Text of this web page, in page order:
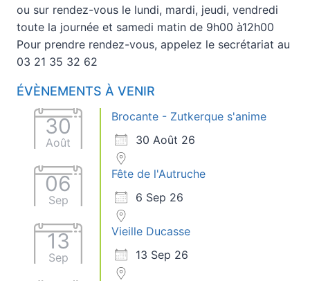
ou sur rendez-vous le lundi, mardi, jeudi, vendredi
toute la journée et samedi matin de 9h00 à12h00
Pour prendre rendez-vous, appelez le secrétariat au
03 21 35 32 62
ÉVÈNEMENTS À VENIR
30
Août
Brocante - Zutkerque s'anime
30 Août 26
06
Sep
Fête de l'Autruche
6 Sep 26
13
Sep
Vieille Ducasse
13 Sep 26